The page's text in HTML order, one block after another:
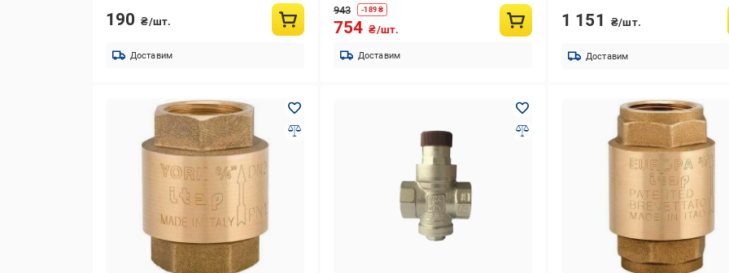
190 ₴/шт.
Доставим
943 -189 ₴
754 ₴/шт.
Доставим
1 151 ₴/шт.
Доставим